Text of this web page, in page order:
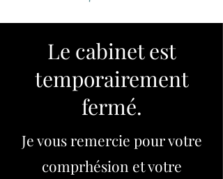
Le cabinet est
temporairement
fermé.
Je vous remercie pour votre
comprhésion et votre